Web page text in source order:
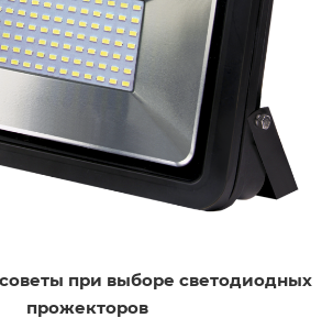
при выборе светодиодных
прожекторов